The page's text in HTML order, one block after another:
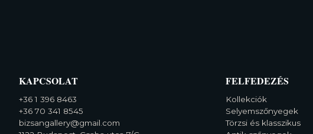
KAPCSOLAT
+36 1 396 8463
+36 70 341 8545
bizsangallery@gmail.com
FELFEDEZÉS
Kollekciók
Selyemszőnyegek
Törzsi és klasszikus